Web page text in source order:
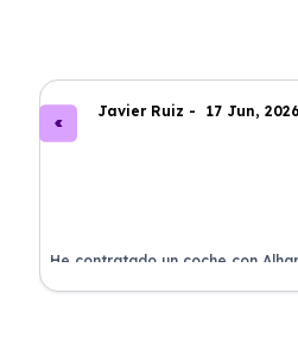
Javier Ruiz - 17 Jun, 2026
He contratado un coche con
estoy impresionado. Todo ha